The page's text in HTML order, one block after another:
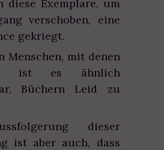
diese Exemplare, um
verschoben, eine
gekriegt.
Menschen, mit denen
ist es ähnlich
Büchern Leid zu
dieser
ist aber auch, dass